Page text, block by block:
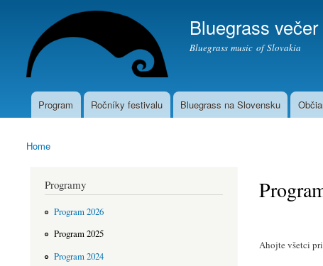
Bluegrass
Bluegrass music of Slovakia
Main menu
Program Ročníky festivalu Bluegrass na Slovensku
You are here
Home
Ahojte všetci
Programy
Program 2026
Program 2025
Program 2024